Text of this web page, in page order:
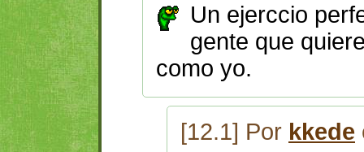
Un ejerccio
gente que
como yo.
[12.1] Por kkede